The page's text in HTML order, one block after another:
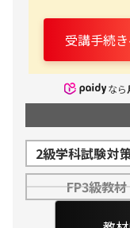
受講手続
なら
2級学科試験対
FP3級教材